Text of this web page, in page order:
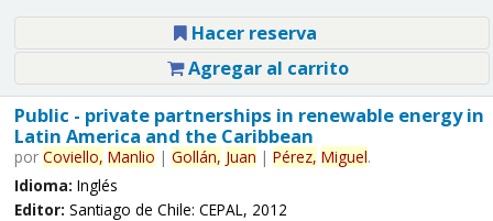
Hacer reserva
Agregar al carrito
Public - private partnerships in renewable energy in
Latin America and the Caribbean
por Coviello, Manlio | Gollán, Juan | Pérez, Miguel.
Idioma: Inglés
Editor: Santiago de Chile: CEPAL, 2012